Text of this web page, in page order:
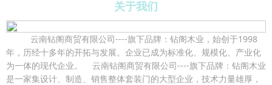
关于我们
云南钻阁商贸有限公司----旗下品牌：钻阁木业，始创于1998
年，历经十多年的开拓与发展。企业已成为标准化、规模化、产业化
为一体的现代企业。 云南钻阁商贸有限公司----旗下品牌：钻阁木业
是一家集设计、制造、销售整体套装门的大型企业，技术力量雄厚，